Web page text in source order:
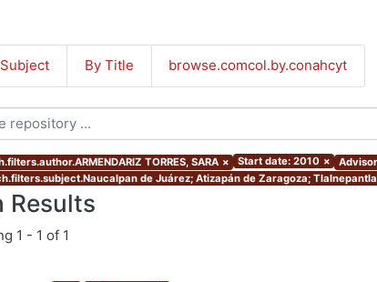
By Title browse.comcol.by.conahcyt
TORRES, SARA × Start date: 2010 ×
de Juárez; Atizapán de Zaragoza;
Results
1 - 1 of 1